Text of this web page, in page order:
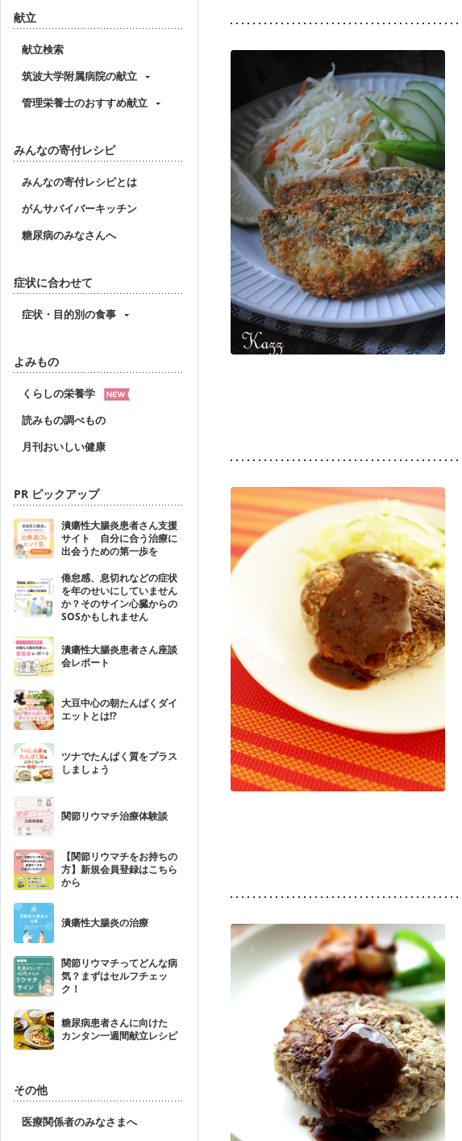
献立
献立検索
筑波大学附属病院の献立
管理栄養士のおすすめ献立
みんなの寄付レシピ
みんなの寄付レシピとは
がんサバイバーキッチン
糖尿病のみなさんへ
症状に合わせて
症状・目的別の食事
よみもの
くらしの栄養学
読みもの調べもの
月刊おいしい健康
PR ピックアップ
潰瘍性大腸炎患者さん支援
サイト 自分に合う治療に
出会うための第一歩を
倦怠感、息切れなどの症状
を年のせいにしていません
か？そのサイン心臓からの
SOSかもしれません
潰瘍性大腸炎患者さん座談
会レポート
大豆中心の朝たんぱくダイ
エットとは!?
ツナでたんぱく質をプラス
しましょう
関節リウマチ治療体験談
【関節リウマチをお持ちの
方】新規会員登録はこちら
から
潰瘍性大腸炎の治療
関節リウマチってどんな病
気？まずはセルフチェッ
ク！
糖尿病患者さんに向けた
カンタン一週間献立レシピ
その他
医療関係者のみなさまへ